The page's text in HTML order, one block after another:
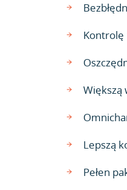
Większą
Lepszą
Pełen